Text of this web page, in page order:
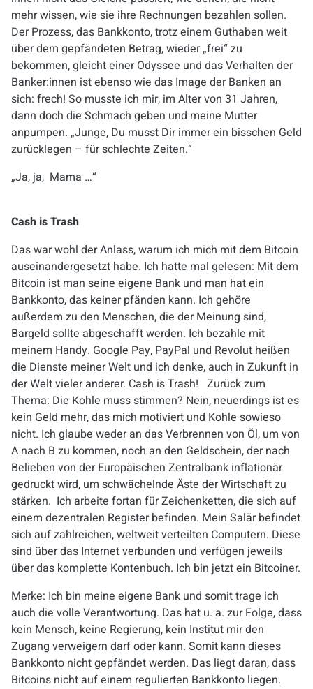
mehr wissen, wie sie ihre Rechnungen bezahlen sollen.
Der Prozess, das Bankkonto, trotz einem Guthaben weit
über dem gepfändeten Betrag, wieder „frei“ zu
bekommen, gleicht einer Odyssee und das Verhalten der
Banker:innen ist ebenso wie das Image der Banken an
sich: frech! So musste ich mir, im Alter von 31 Jahren,
dann doch die Schmach geben und meine Mutter
anpumpen. „Junge, Du musst Dir immer ein bisschen Geld
zurücklegen – für schlechte Zeiten.“
„Ja, ja, Mama …“
Cash is Trash
Das war wohl der Anlass, warum ich mich mit dem Bitcoin
auseinandergesetzt habe. Ich hatte mal gelesen: Mit dem
Bitcoin ist man seine eigene Bank und man hat ein
Bankkonto, das keiner pfänden kann. Ich gehöre
außerdem zu den Menschen, die der Meinung sind,
Bargeld sollte abgeschafft werden. Ich bezahle mit
meinem Handy. Google Pay, PayPal und Revolut heißen
die Dienste meiner Welt und ich denke, auch in Zukunft in
der Welt vieler anderer. Cash is Trash! Zurück zum
Thema: Die Kohle muss stimmen? Nein, neuerdings ist es
kein Geld mehr, das mich motiviert und Kohle sowieso
nicht. Ich glaube weder an das Verbrennen von Öl, um von
A nach B zu kommen, noch an den Geldschein, der nach
Belieben von der Europäischen Zentralbank inflationär
gedruckt wird, um schwächelnde Äste der Wirtschaft zu
stärken. Ich arbeite fortan für Zeichenketten, die sich auf
einem dezentralen Register befinden. Mein Salär befindet
sich auf zahlreichen, weltweit verteilten Computern. Diese
sind über das Internet verbunden und verfügen jeweils
über das komplette Kontenbuch. Ich bin jetzt ein Bitcoiner.
Merke: Ich bin meine eigene Bank und somit trage ich
auch die volle Verantwortung. Das hat u. a. zur Folge, dass
kein Mensch, keine Regierung, kein Institut mir den
Zugang verweigern darf oder kann. Somit kann dieses
Bankkonto nicht gepfändet werden. Das liegt daran, dass
Bitcoins nicht auf einem regulierten Bankkonto liegen.